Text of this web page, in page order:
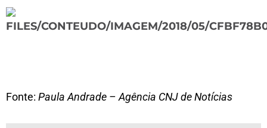
Fonte: Paula Andrade – Agência CNJ de Notícias